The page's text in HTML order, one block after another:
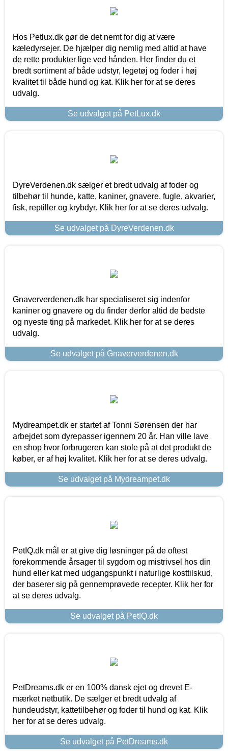
Hos Petlux.dk gør de det nemt for dig at være
kæledyrsejer. De hjælper dig nemlig med altid at have
de rette produkter lige ved hånden. Her finder du et
bredt sortiment af både udstyr, legetøj og foder i høj
kvalitet til både hund og kat. Klik her for at se deres
udvalg.
Se udvalget på PetLux.dk
DyreVerdenen.dk sælger et bredt udvalg af foder og
tilbehør til hunde, katte, kaniner, gnavere, fugle, akvarier,
fisk, reptiller og krybdyr. Klik her for at se deres udvalg.
Se udvalget på DyreVerdenen.dk
Gnaververdenen.dk har specialiseret sig indenfor
kaniner og gnavere og du finder derfor altid de bedste
og nyeste ting på markedet. Klik her for at se deres
udvalg.
Se udvalget på Gnaververdenen.dk
Mydreampet.dk er startet af Tonni Sørensen der har
arbejdet som dyrepasser igennem 20 år. Han ville lave
en shop hvor forbrugeren kan stole på at det produkt de
køber, er af høj kvalitet. Klik her for at se deres udvalg.
Se udvalget på Mydreampet.dk
PetIQ.dk mål er at give dig løsninger på de oftest
forekommende årsager til sygdom og mistrivsel hos din
hund eller kat med udgangspunkt i naturlige kosttilskud,
der baserer sig på gennemprøvede recepter. Klik her for
at se deres udvalg.
Se udvalget på PetIQ.dk
PetDreams.dk er en 100% dansk ejet og drevet E-
mærket netbutik. De sælger et bredt udvalg af
hundeudstyr, kattetilbehør og foder til hund og kat. Klik
her for at se deres udvalg.
Se udvalget på PetDreams.dk